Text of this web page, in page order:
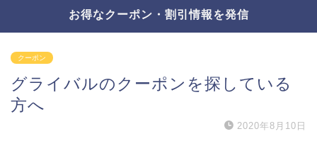
お得なクーポン・割引情報を発信
クーポン
グライバルのクーポンを探している
方へ
2020年8月10日